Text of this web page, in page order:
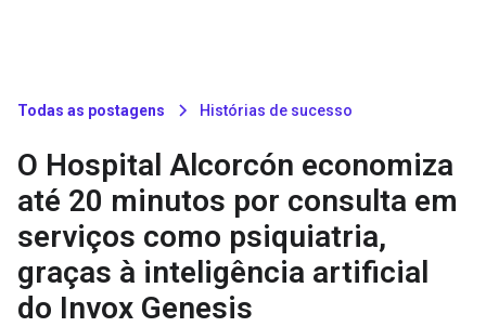
Todas as postagens Histórias de sucesso
O Hospital Alcorcón economiza
até 20 minutos por consulta em
serviços como psiquiatria,
graças à inteligência artificial
do Invox Genesis